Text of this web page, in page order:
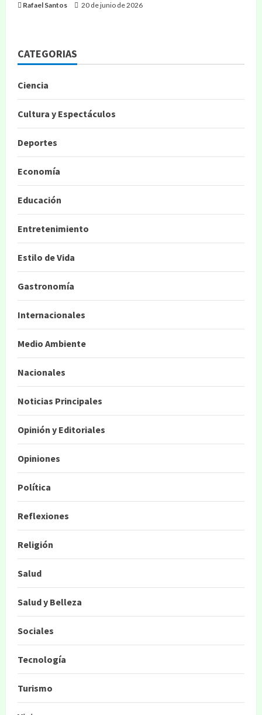
Rafael Santos 20 de junio de 2026
CATEGORIAS
Ciencia
Cultura y Espectáculos
Deportes
Economía
Educación
Entretenimiento
Estilo de Vida
Gastronomía
Internacionales
Medio Ambiente
Nacionales
Noticias Principales
Opinión y Editoriales
Opiniones
Política
Reflexiones
Religión
Salud
Salud y Belleza
Sociales
Tecnología
Turismo